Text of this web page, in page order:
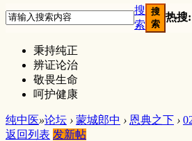
搜
索
搜
索
热搜:
秉持纯正
辨证论治
敬畏生命
呵护健康
纯中医»论坛 › 蒙城郎中 › 恩典之下 ›
返回列表 发新帖